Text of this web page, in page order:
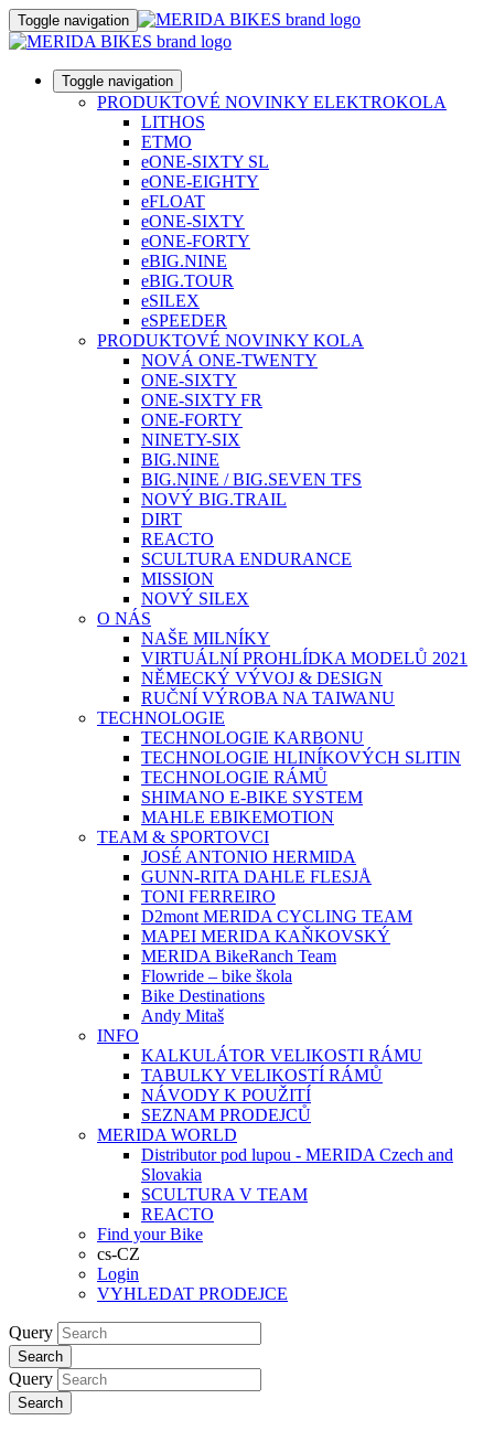
Toggle navigation
Toggle navigation
PRODUKTOVÉ NOVINKY ELEKTROKOLA
LITHOS
ETMO
eONE-SIXTY SL
eONE-EIGHTY
eFLOAT
eONE-SIXTY
eONE-FORTY
eBIG.NINE
eBIG.TOUR
eSILEX
eSPEEDER
PRODUKTOVÉ NOVINKY KOLA
NOVÁ ONE-TWENTY
ONE-SIXTY
ONE-SIXTY FR
ONE-FORTY
NINETY-SIX
BIG.NINE
BIG.NINE / BIG.SEVEN TFS
NOVÝ BIG.TRAIL
DIRT
REACTO
SCULTURA ENDURANCE
MISSION
NOVÝ SILEX
O NÁS
NAŠE MILNÍKY
VIRTUÁLNÍ PROHLÍDKA MODELŮ 2021
NĚMECKÝ VÝVOJ & DESIGN
RUČNÍ VÝROBA NA TAIWANU
TECHNOLOGIE
TECHNOLOGIE KARBONU
TECHNOLOGIE HLINÍKOVÝCH SLITIN
TECHNOLOGIE RÁMŮ
SHIMANO E-BIKE SYSTEM
MAHLE EBIKEMOTION
TEAM & SPORTOVCI
JOSÉ ANTONIO HERMIDA
GUNN-RITA DAHLE FLESJÅ
TONI FERREIRO
D2mont MERIDA CYCLING TEAM
MAPEI MERIDA KAŇKOVSKÝ
MERIDA BikeRanch Team
Flowride – bike škola
Bike Destinations
Andy Mitaš
INFO
KALKULÁTOR VELIKOSTI RÁMU
TABULKY VELIKOSTÍ RÁMŮ
NÁVODY K POUŽITÍ
SEZNAM PRODEJCŮ
MERIDA WORLD
Distributor pod lupou - MERIDA Czech and
Slovakia
SCULTURA V TEAM
REACTO
Find your Bike
cs-CZ
Login
VYHLEDAT PRODEJCE
Query
Search
Query
Search